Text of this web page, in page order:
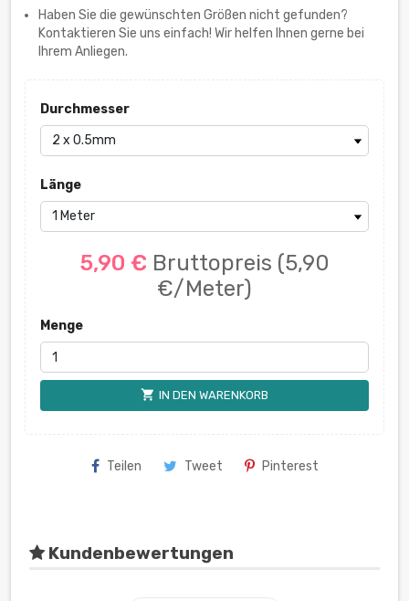
Haben Sie die gewünschten Größen nicht gefunden?
Kontaktieren Sie uns einfach! Wir helfen Ihnen gerne bei
Ihrem Anliegen.
Durchmesser
Länge
5,90 € Bruttopreis (5,90
€/Meter)
Menge
shopping_cart IN DEN WARENKORB
Teilen Tweet Pinterest
Kundenbewertungen